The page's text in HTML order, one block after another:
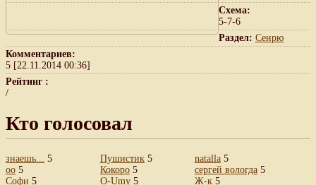
Схема:
5-7-6
Раздел: Сенрю
Комментариев:
5 [22.11.2014 00:36]
Рейтинг :
/
Кто голосовал
знаешь...
5
oo 5
Софи 5
Пушистик5
Кокоро5
O-Umy5
natalla5
сергей вологда5
Ж-к5